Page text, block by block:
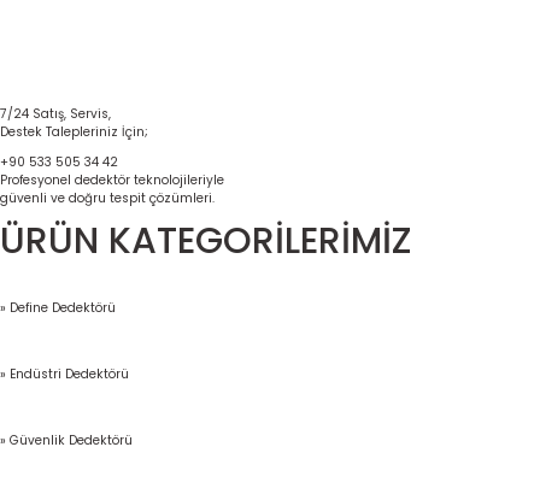
7/24 Satış, Servis,
Destek Talepleriniz İçin;
+90 533 505 34 42
Profesyonel dedektör teknolojileriyle
güvenli ve doğru tespit çözümleri.
ÜRÜN KATEGORİLERİMİZ
» Define Dedektörü
» Endüstri Dedektörü
» Güvenlik Dedektörü